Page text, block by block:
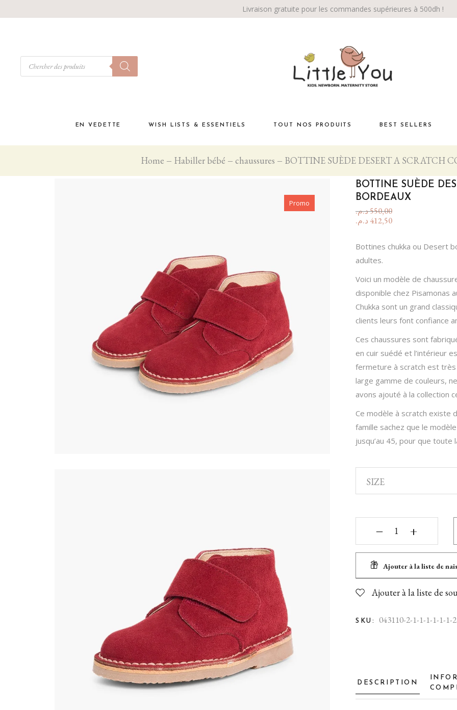
Livraison gratuite pour les commandes supérieures à 500dh !
EN VEDETTE WISH LISTS & ESSENTIELS
Babyshower
TOUT NOS PRODUITS
Habiller bébé
Éveil bébé
Balade en poussette
Biberons et tétines
Diversification alimentaire
Nourrir bébé
Sécurité
En voiture!
BEST SELLERS
Home Habiller bébé chaussures BOTTINE SUÈDE DESERT A SCRATCH
Promo
BOTTINE SUÈDE
BORDEAUX
550,00د.م.
412,50 د.م.
Bottines chukka ou Desert
adultes.
Voici un modèle de
disponible chez Pisamonas
Chukka sont un grand
clients leurs font confiance
Ces chaussures sont
en cuir suédé et l’intérieur
fermeture à scratch est très
large gamme de couleurs,
avons ajouté à la collection
Ce modèle à scratch existe
famille sachez que le
jusqu’au 45, pour que toute
SIZE
‒ +
Ajouter à la liste de
Ajouter à la liste de
SKU: 043110-2-1-1-1-1-1-1-2
DESCRIPTION